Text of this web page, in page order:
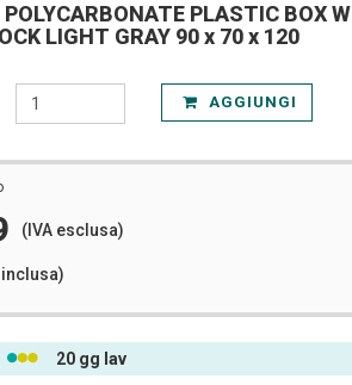
POLYCARBONATE PLASTIC BOX
LIGHT GRAY 90 x 70 x 120
AGGIUNGI
(IVA esclusa)
inclusa)
20 gg lav